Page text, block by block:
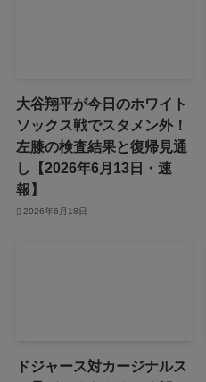
大谷翔平が今日のホワイト
ソックス戦でスタメン外！
左膝の検査結果と復帰見通
し【2026年6月13日・速
報】
2026年6月18日
ドジャース対カージナルス